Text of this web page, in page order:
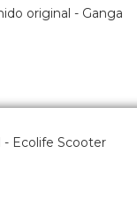
original - Ganga
Ecolife Scooter